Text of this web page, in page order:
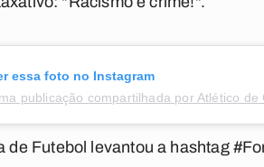
essa foto no Instagram
publicação compartilhada por Atlético
de Futebol levantou a hashtag